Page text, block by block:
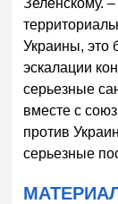
Украины, это
эскалации
серьезные
вместе с
против
серьезные